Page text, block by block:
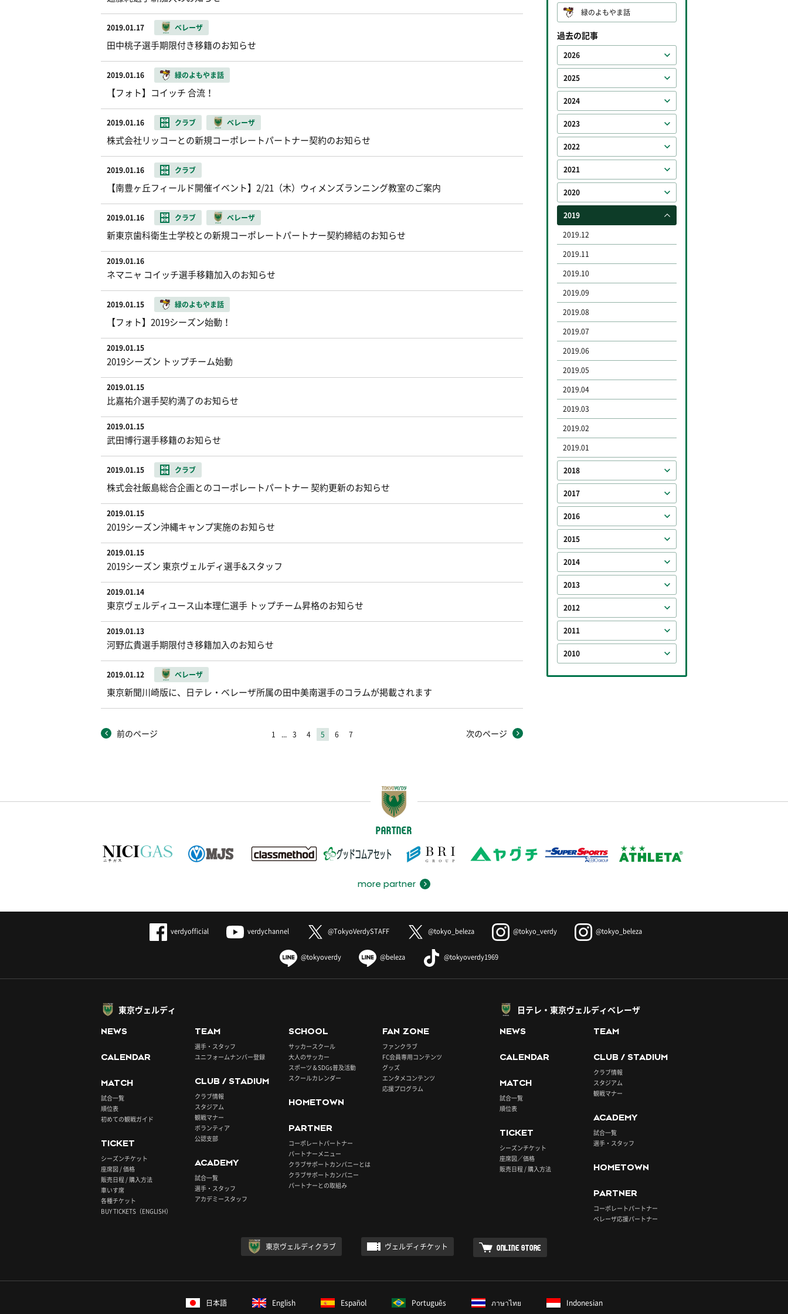
2019.01.17 ベレーザ
田中桃子選手期限付き移籍のお知らせ
2019.01.16 緑のよもやま話
【フォト】コイッチ 合流！
2019.01.16 クラブ ベレーザ
株式会社リッコーとの新規コーポレートパートナー契約のお知らせ
2019.01.16 クラブ
【南豊ヶ丘フィールド開催イベント】2/21（木）ウィメンズランニング教室のご案内
2019.01.16 クラブ ベレーザ
新東京歯科衛生士学校との新規コーポレートパートナー契約締結のお知らせ
2019.01.16
ネマニャ コイッチ選手移籍加入のお知らせ
2019.01.15 緑のよもやま話
【フォト】2019シーズン始動！
2019.01.15
2019シーズン トップチーム始動
2019.01.15
比嘉祐介選手契約満了のお知らせ
2019.01.15
武田博行選手移籍のお知らせ
2019.01.15 クラブ
株式会社飯島総合企画とのコーポレートパートナー 契約更新のお知らせ
2019.01.15
2019シーズン沖縄キャンプ実施のお知らせ
2019.01.15
2019シーズン 東京ヴェルディ選手&スタッフ
2019.01.14
東京ヴェルディユース山本理仁選手 トップチーム昇格のお知らせ
2019.01.13
河野広貴選手期限付き移籍加入のお知らせ
2019.01.12 ベレーザ
東京新聞川崎版に、日テレ・ベレーザ所属の田中美南選手のコラムが掲載されます
前のページ 1 ... 3 4 5 6 7 次のページ
緑のよもやま話
過去の記事
2026
2025
2024
2023
2022
2021
2020
2019
2019.12
2019.11
2019.10
2019.09
2019.08
2019.07
2019.06
2019.05
2019.04
2019.03
2019.02
2019.01
2018
2017
2016
2015
2014
2013
2012
2011
2010
PARTNER
more partner
verdyofficial verdychannel @TokyoVerdySTAFF @tokyo_beleza @tokyo_verdy @tokyo_beleza
@tokyoverdy @beleza @tokyoverdy1969
東京ヴェルディ
NEWS
CALENDAR
MATCH
試合一覧
順位表
初めての観戦ガイド
TICKET
シーズンチケット
座席図 / 価格
販売日程 / 購入方法
車いす席
各種チケット
BUY TICKETS（ENGLISH）
TEAM
選手・スタッフ
ユニフォームナンバー登録
CLUB / STADIUM
クラブ情報
スタジアム
観戦マナー
ボランティア
公認支部
ACADEMY
試合一覧
選手・スタッフ
アカデミースタッフ
SCHOOL
サッカースクール
大人のサッカー
スポーツ＆SDGs普及活動
スクールカレンダー
HOMETOWN
PARTNER
コーポレートパートナー
パートナーメニュー
クラブサポートカンパニーとは
クラブサポートカンパニー
パートナーとの取組み
FAN ZONE
ファンクラブ
FC会員専用コンテンツ
グッズ
エンタメコンテンツ
応援プログラム
日テレ・東京ヴェルディベレーザ
NEWS
CALENDAR
MATCH
試合一覧
順位表
TICKET
シーズンチケット
座席図／価格
販売日程 / 購入方法
TEAM
CLUB / STADIUM
クラブ情報
スタジアム
観戦マナー
ACADEMY
試合一覧
選手・スタッフ
HOMETOWN
PARTNER
コーポレートパートナー
ベレーザ応援パートナー
東京ヴェルディクラブ ヴェルディチケット ONLINE STORE
日本語 English Español Português ภาษาไทย Indonesian